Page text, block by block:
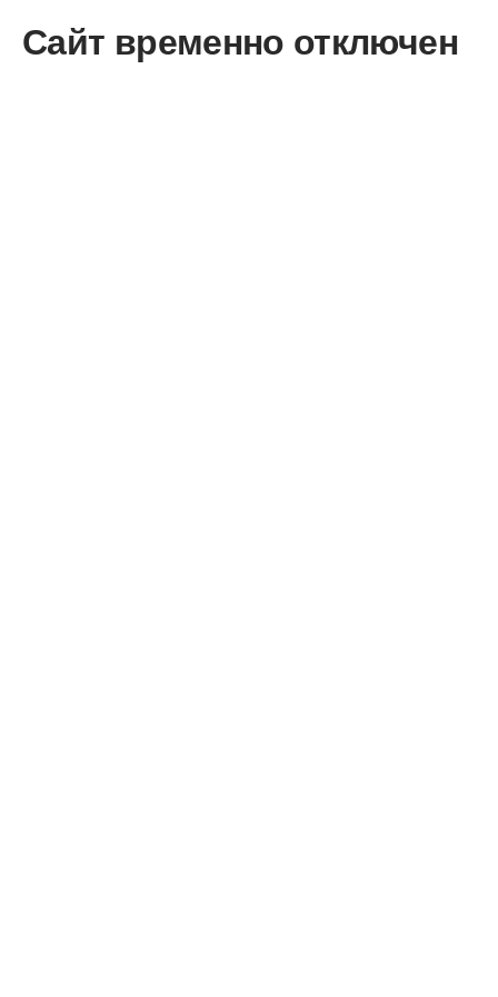
Сайт временно отключен